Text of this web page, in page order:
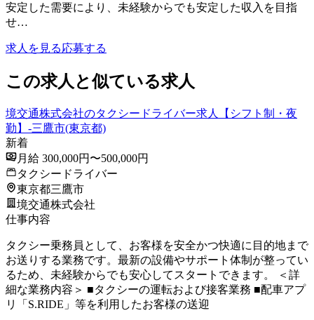
安定した需要により、未経験からでも安定した収入を目指
せ…
求人を見る応募する
この求人と似ている求人
境交通株式会社のタクシードライバー求人【シフト制・夜
勤】-三鷹市(東京都)
新着
月給 300,000円〜500,000円
タクシードライバー
東京都三鷹市
境交通株式会社
仕事内容
タクシー乗務員として、お客様を安全かつ快適に目的地まで
お送りする業務です。最新の設備やサポート体制が整ってい
るため、未経験からでも安心してスタートできます。 ＜詳
細な業務内容＞ ■タクシーの運転および接客業務 ■配車アプ
リ「S.RIDE」等を利用したお客様の送迎